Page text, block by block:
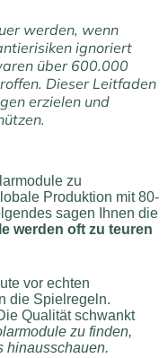
werden, wenn
ignoriert
über 600.000
Dieser Leitfaden
erzielen und
zu
Produktion mit 80-
sagen Ihnen die
werden oft zu teuren
vor echten
die Spielregeln.
Qualität schwankt
zu finden,
hinausschauen.